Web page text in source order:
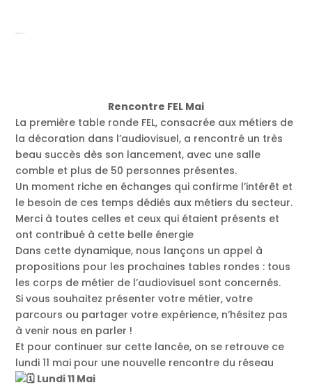
Rencontre FEL Mai
La première table ronde FEL, consacrée aux métiers de
la décoration dans l’audiovisuel, a rencontré un très
beau succès dès son lancement, avec une salle
comble et plus de 50 personnes présentes.
Un moment riche en échanges qui confirme l’intérêt et
le besoin de ces temps dédiés aux métiers du secteur.
Merci à toutes celles et ceux qui étaient présents et
ont contribué à cette belle énergie
Dans cette dynamique, nous lançons un appel à
propositions pour les prochaines tables rondes : tous
les corps de métier de l’audiovisuel sont concernés.
Si vous souhaitez présenter votre métier, votre
parcours ou partager votre expérience, n’hésitez pas
à venir nous en parler !
Et pour continuer sur cette lancée, on se retrouve ce
lundi 11 mai pour une nouvelle rencontre du réseau
Lundi 11 Mai